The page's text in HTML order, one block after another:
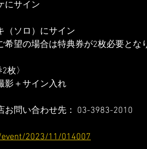
にサイン
（ソロ）にサイン
望の場合は特典券が2枚必要とな
枚〉
影＋サイン入れ
お問い合わせ先： 03-3983-2010
2023/11/014007